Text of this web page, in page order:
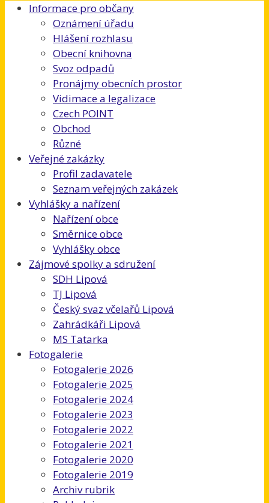
Informace pro občany
Oznámení úřadu
Hlášení rozhlasu
Obecní knihovna
Svoz odpadů
Pronájmy obecních prostor
Vidimace a legalizace
Czech POINT
Obchod
Různé
Veřejné zakázky
Profil zadavatele
Seznam veřejných zakázek
Vyhlášky a nařízení
Nařízení obce
Směrnice obce
Vyhlášky obce
Zájmové spolky a sdružení
SDH Lipová
TJ Lipová
Český svaz včelařů Lipová
Zahrádkáři Lipová
MS Tatarka
Fotogalerie
Fotogalerie 2026
Fotogalerie 2025
Fotogalerie 2024
Fotogalerie 2023
Fotogalerie 2022
Fotogalerie 2021
Fotogalerie 2020
Fotogalerie 2019
Archiv rubrik